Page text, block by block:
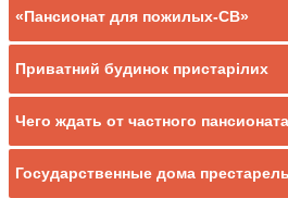
«Пансионат для пожилых-СВ»
Приватний будинок пристарілих
Чего ждать от частного
Государственные дома